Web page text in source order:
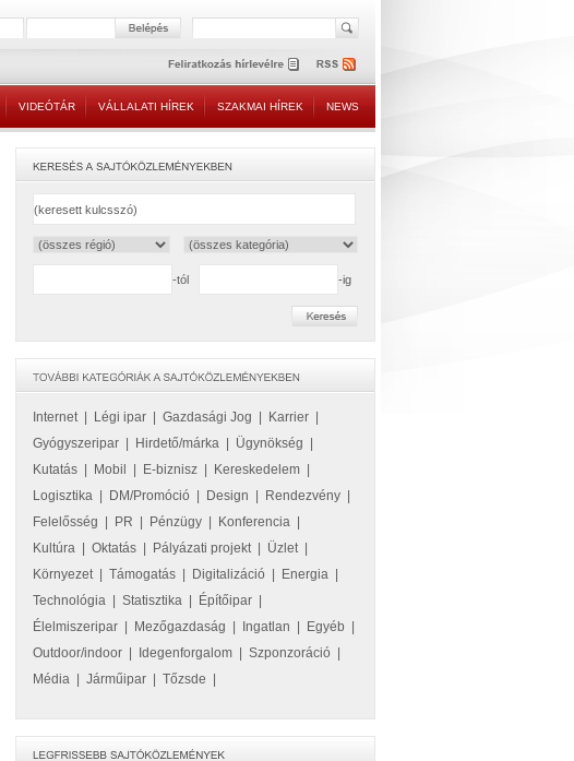
VIDEÓTÁR VÁLLALATI HÍREK SZAKMAI HÍREK NEWS
-tól -ig
Internet| Légi ipar Gazdasági Jog Karrier
Gyógyszeripar
Hirdető/márka Ügynökség
Kutatás
Mobil E-biznisz Kereskedelem
Logisztika
DM/Promóció Design Rendezvény
Felelősség
PR Pénzügy Konferencia
Kultúra
Oktatás Pályázati projekt| Üzlet|
Környezet| Támogatás Digitalizáció Energia
Technológia
Statisztika Építőipar
Élelmiszeripar
Mezőgazdaság Ingatlan Egyéb
Outdoor/indoor
Idegenforgalom Szponzoráció
Média
Járműipar Tőzsde